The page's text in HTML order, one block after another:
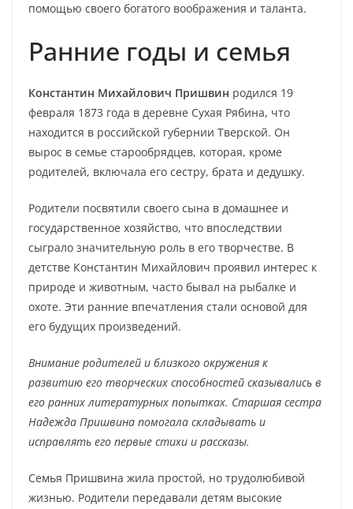
помощью своего богатого воображения и таланта.
Ранние годы и семья
Константин Михайлович Пришвин родился 19
февраля 1873 года в деревне Сухая Рябина, что
находится в российской губернии Тверской. Он
вырос в семье старообрядцев, которая, кроме
родителей, включала его сестру, брата и дедушку.
Родители посвятили своего сына в домашнее и
государственное хозяйство, что впоследствии
сыграло значительную роль в его творчестве. В
детстве Константин Михайлович проявил интерес к
природе и животным, часто бывал на рыбалке и
охоте. Эти ранние впечатления стали основой для
его будущих произведений.
Внимание родителей и близкого окружения к
развитию его творческих способностей сказывались в
его ранних литературных попытках. Старшая сестра
Надежда Пришвина помогала складывать и
исправлять его первые стихи и рассказы.
Семья Пришвина жила простой, но трудолюбивой
жизнью. Родители передавали детям высокие